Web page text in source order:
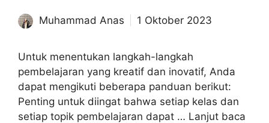
Muhammad Anas 1 Oktober 2023
Untuk menentukan langkah-langkah
pembelajaran yang kreatif dan inovatif, Anda
dapat mengikuti beberapa panduan berikut:
Penting untuk diingat bahwa setiap kelas dan
setiap topik pembelajaran dapat … Lanjut baca